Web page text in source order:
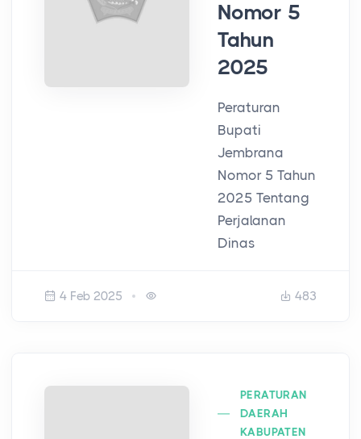
Nomor 5
Tahun
2025
Peraturan
Bupati
Jembrana
Nomor 5 Tahun
2025 Tentang
Perjalanan
Dinas
4 Feb 2025 483
PERATURAN
DAERAH
KABUPATEN